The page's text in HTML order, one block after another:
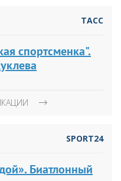
ТАСС
спортсменка".
SPORT24
Биатлонный